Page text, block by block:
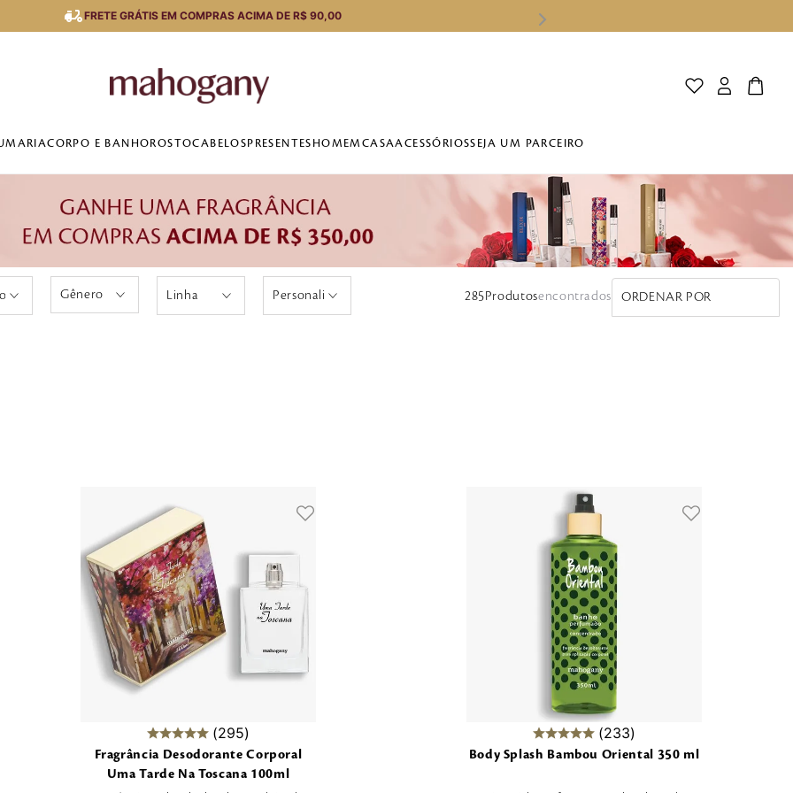
FRETE GRÁTIS EM COMPRAS ACIMA DE R$ 90,00
CORPO E BANHOROSTOCABELOS PRESENTES HOMEM CASAACESSÓRIOSSEJA UM PARCEIRO
Olfativo Linha
Chardonnay
Charlot
Desert Code
Elixir Man
English Rose
Personalidade
Moderno
Romântica
Sensual
285Produtos ORDENAR POR
295
Fragrância Desodorante Corporal
Uma Tarde Na Toscana 100ml
233
Body Splash Bambou Oriental 350 ml